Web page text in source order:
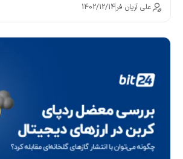
علی آریان فر1402/12/14